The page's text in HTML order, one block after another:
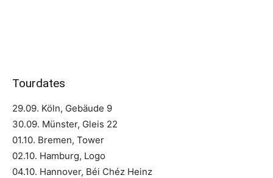
Tourdates
29.09. Köln, Gebäude 9
30.09. Münster, Gleis 22
01.10. Bremen, Tower
02.10. Hamburg, Logo
04.10. Hannover, Béi Chéz Heinz